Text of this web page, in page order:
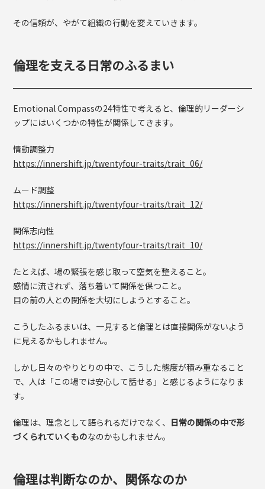
その信頼が、やがて組織の行動を変えていきます。
倫理を支える日常のふるまい
Emotional Compassの24特性で考えると、倫理的リーダーシ
ップにはいくつかの特性が関係してきます。
情動調整力
https://innershift.jp/twentyfour-traits/trait_06/
ムード調整
https://innershift.jp/twentyfour-traits/trait_12/
関係志向性
https://innershift.jp/twentyfour-traits/trait_10/
たとえば、場の緊張を感じ取って空気を整えること。
感情に流されず、落ち着いて関係を保つこと。
目の前の人との関係を大切にしようとすること。
こうしたふるまいは、一見すると倫理とは直接関係がないよう
に見えるかもしれません。
しかし日々のやりとりの中で、こうした態度が積み重なること
で、人は「この場では安心して話せる」と感じるようになりま
す。
倫理は、理念として語られるだけでなく、 日常の関係の中で形
づくられていくものなのかもしれません。
倫理は判断なのか、関係なのか